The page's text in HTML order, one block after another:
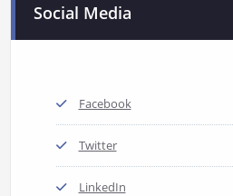
Social Media
Facebook
Twitter
LinkedIn